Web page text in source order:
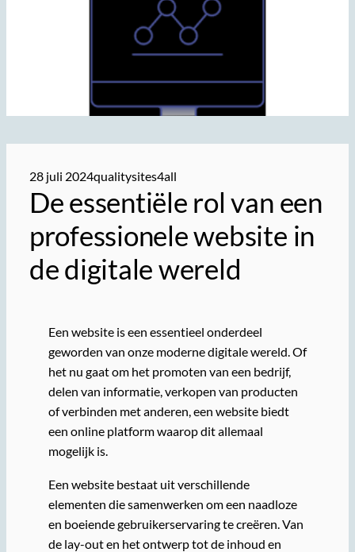
28 juli 2024qualitysites4all
De essentiële rol van een
professionele website in
de digitale wereld
Een website is een essentieel onderdeel
geworden van onze moderne digitale wereld. Of
het nu gaat om het promoten van een bedrijf,
delen van informatie, verkopen van producten
of verbinden met anderen, een website biedt
een online platform waarop dit allemaal
mogelijk is.
Een website bestaat uit verschillende
elementen die samenwerken om een naadloze
en boeiende gebruikerservaring te creëren. Van
de lay-out en het ontwerp tot de inhoud en